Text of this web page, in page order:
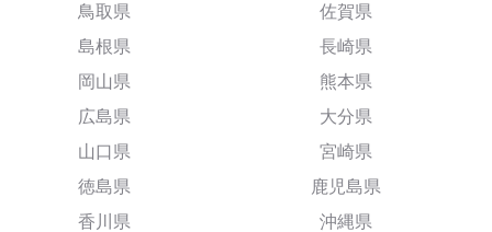
鳥取県
島根県
岡山県
広島県
山口県
徳島県
香川県
佐賀県
長崎県
熊本県
大分県
宮崎県
鹿児島県
沖縄県